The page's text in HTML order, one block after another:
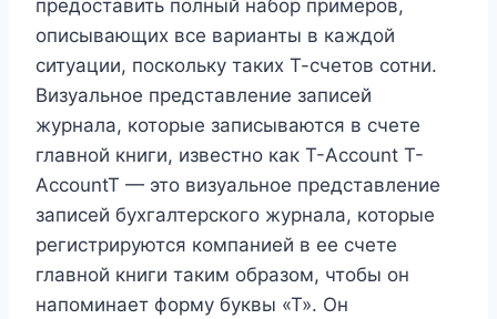
предоставить полный набор примеров,
описывающих все варианты в каждой
ситуации, поскольку таких Т-счетов сотни.
Визуальное представление записей
журнала, которые записываются в счете
главной книги, известно как T-Account T-
AccountT — это визуальное представление
записей бухгалтерского журнала, которые
регистрируются компанией в ее счете
главной книги таким образом, чтобы он
напоминает форму буквы «Т». Он